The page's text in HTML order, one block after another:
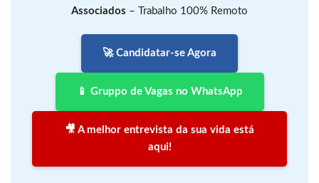
Associados – Trabalho 100% Remoto
🚀 Candidatar-se Agora
📱 Gruppo de Vagas no WhatsApp
🎥 A melhor entrevista da sua vida está
aqui!